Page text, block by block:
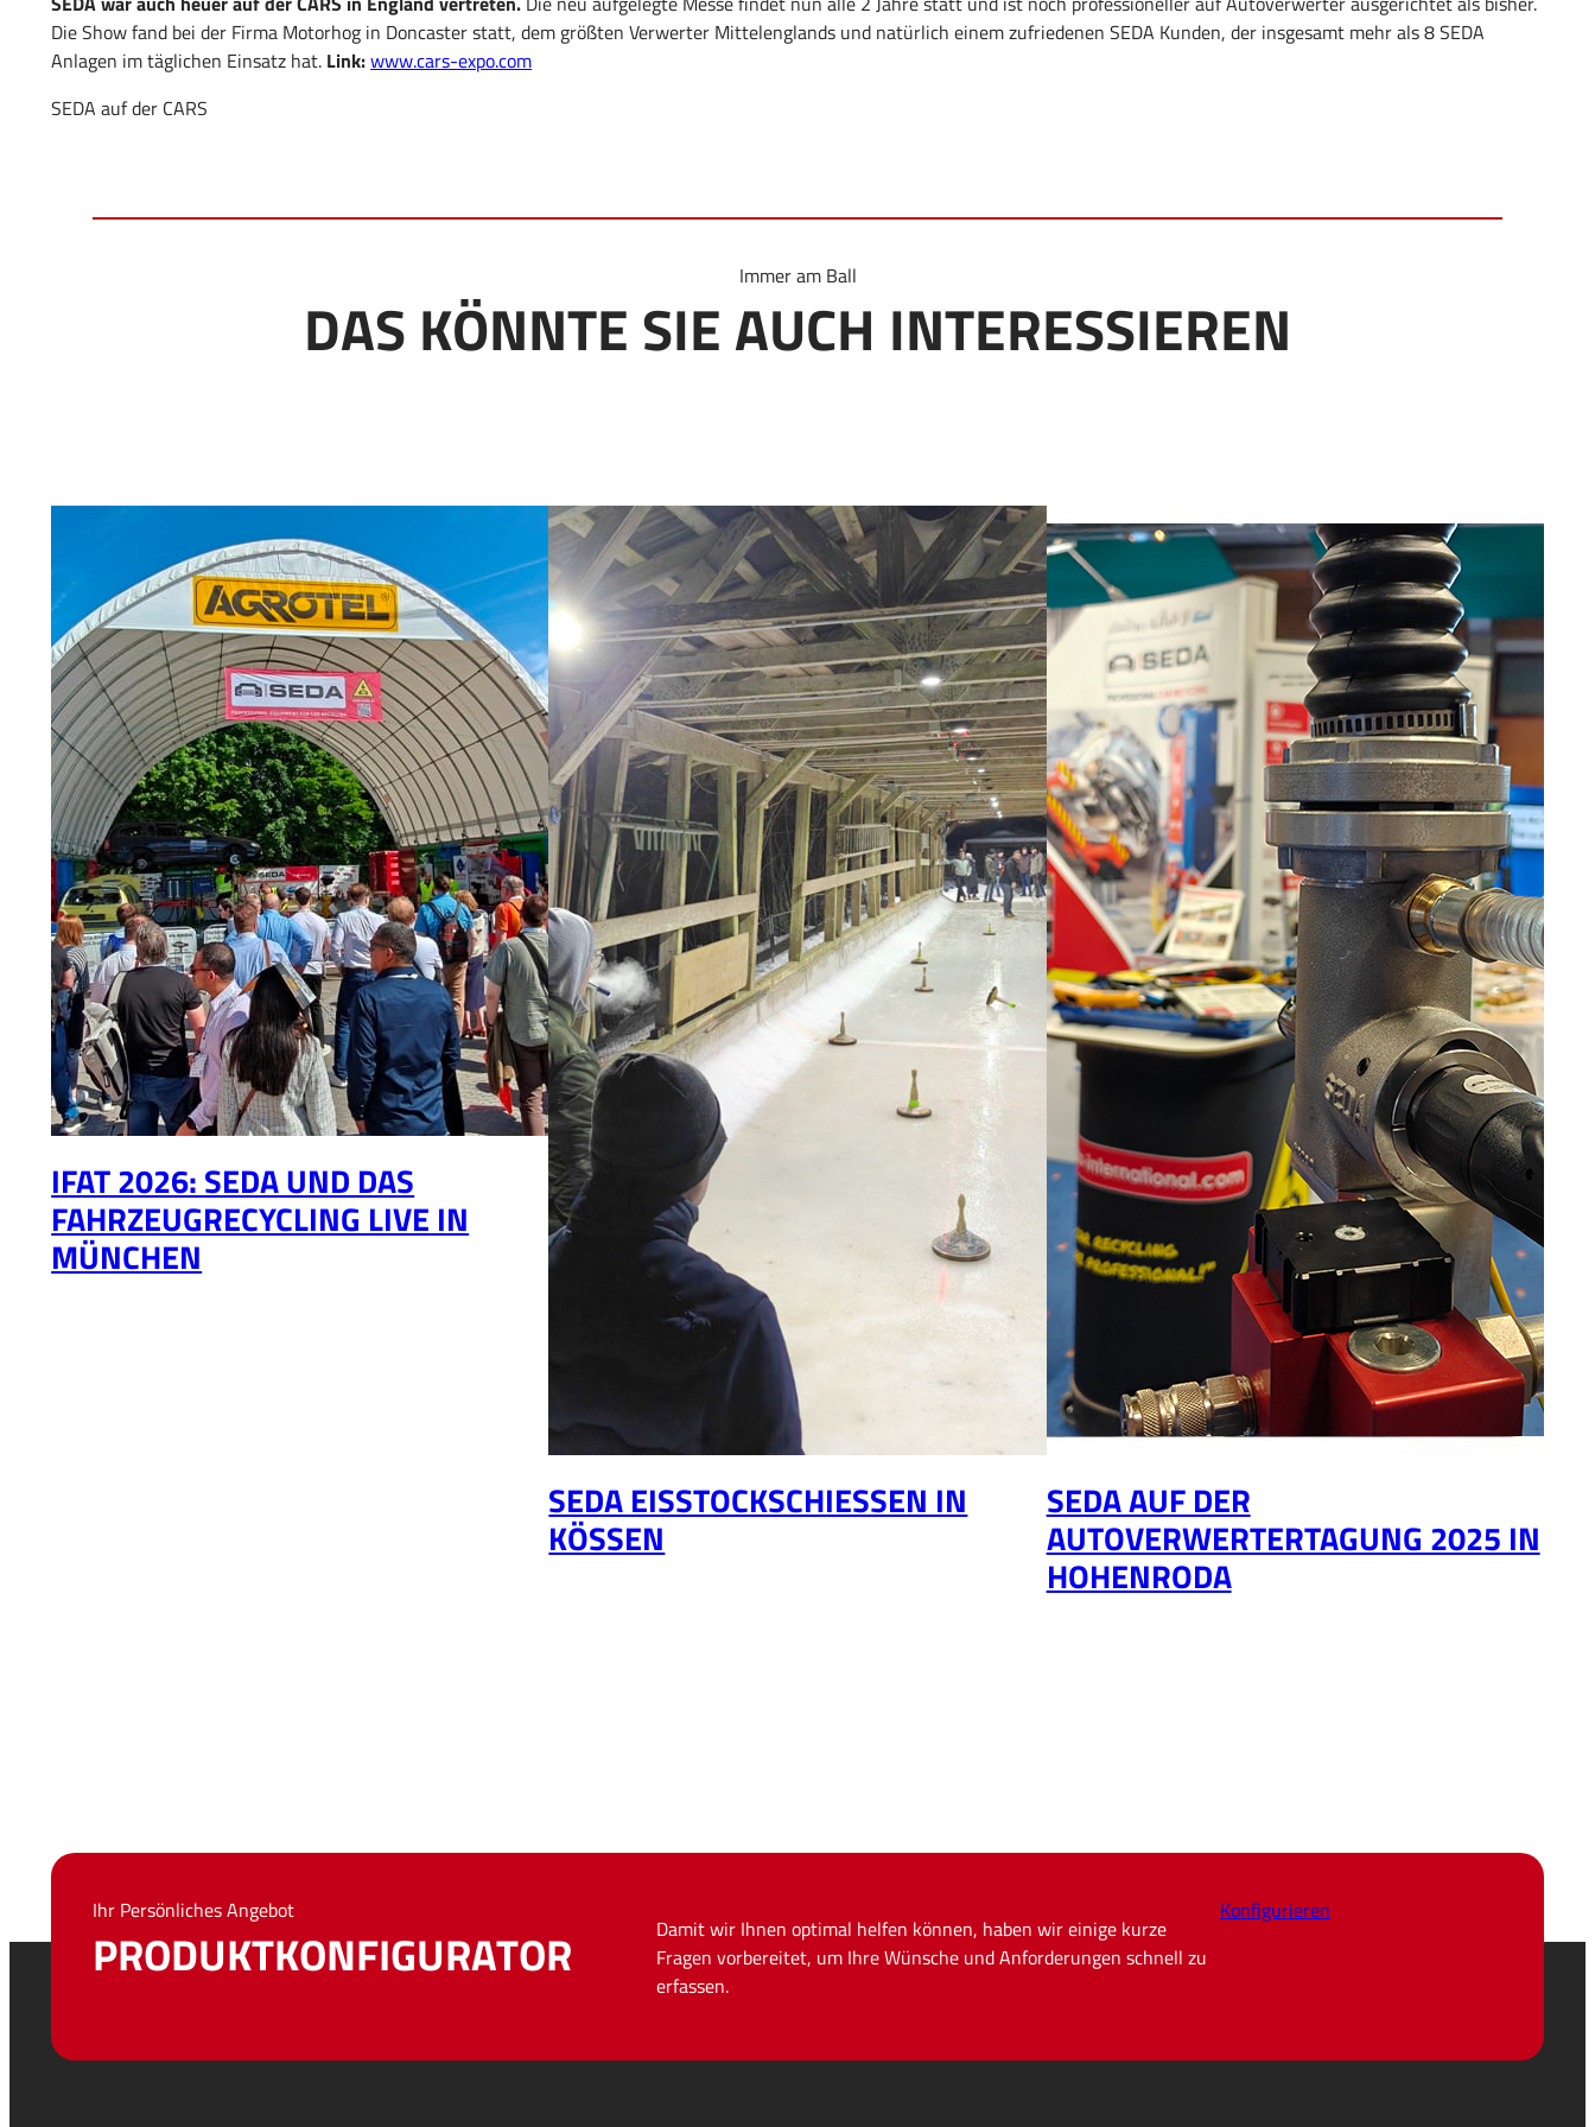
Die Show fand bei der Firma Motorhog in Doncaster statt, dem größten Verwerter Mittelenglands und natürlich einem zufriedenen SEDA Kunden, der insgesamt mehr als 8 SEDA
Anlagen im täglichen Einsatz hat. Link:www.cars-expo.com
SEDA auf der CARS
Immer am Ball
DAS KÖNNTE SIE AUCH INTERESSIEREN
IFAT 2026: SEDA UND DAS
FAHRZEUGRECYCLING LIVE IN
MÜNCHEN
SEDA EISSTOCKSCHIESSEN IN K
ÖSSEN
SEDA AUF DER
AUTOVERWERTERTAGUNG 2025 IN
HOHENRODA
Ihr Persönliches Angebot
PRODUKTKONFIGURATOR
Damit wir Ihnen optimal helfen können, haben wir einige kurze
Fragen vorbereitet, um Ihre Wünsche und Anforderungen schnell zu
erfassen.
Konfigurieren